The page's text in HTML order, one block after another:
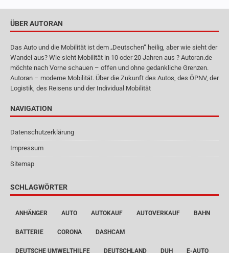
ÜBER AUTORAN
Das Auto und die Mobilität ist dem „Deutschen“ heilig, aber wie sieht der
Wandel aus? Wie sieht Mobilität in 10 oder 20 Jahren aus ? Autoran.de
möchte nach Vorne schauen – offen und ohne gedankliche Grenzen.
Autoran – moderne Mobilität. Über die Zukunft des Autos, des ÖPNV, der
Logistik, des Reisens und der Individual Mobilität
NAVIGATION
Datenschutzerklärung
Impressum
Sitemap
SCHLAGWÖRTER
ANHÄNGER AUTO AUTOKAUF AUTOVERKAUF BAHN
BATTERIE CORONA DASHCAM
DEUTSCHE UMWELTHILFE DEUTSCHLAND DUH E-AUTO